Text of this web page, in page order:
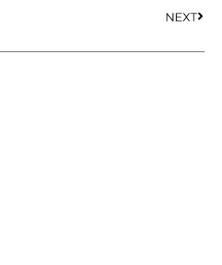
NEXT